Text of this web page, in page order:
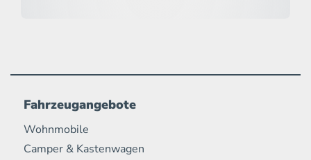
Fahrzeugangebote
Wohnmobile
Camper & Kastenwagen